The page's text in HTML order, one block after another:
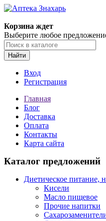
Корзина ждет
Выберите любое
Найти
Вход
Регистрация
Главная
Блог
Доставка
Оплата
Контакты
Карта сайта
Каталог предложений
Диетическое питание,
Кисели
Масло пищевое
Прочие напитки